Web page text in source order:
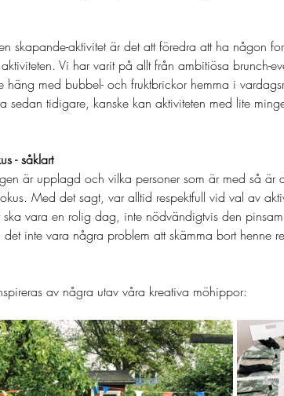
skapande-aktivitet är det att föredra att ha någon
Vi har varit på allt från ambitiösa brunch-
häng med bubbel- och fruktbrickor hemma i
sedan tidigare, kanske kan aktiviteten med lite
- såklart
är upplagd och vilka personer som är med så är
Med det sagt, var alltid respektfull vid val av
vara en rolig dag, inte nödvändigtvis den
inte vara några problem att skämma bort henne
av några utav våra kreativa möhippor: